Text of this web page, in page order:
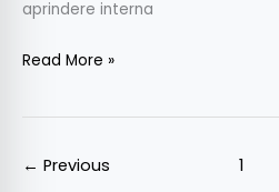
aprindere interna
Read More »
← Previous 1